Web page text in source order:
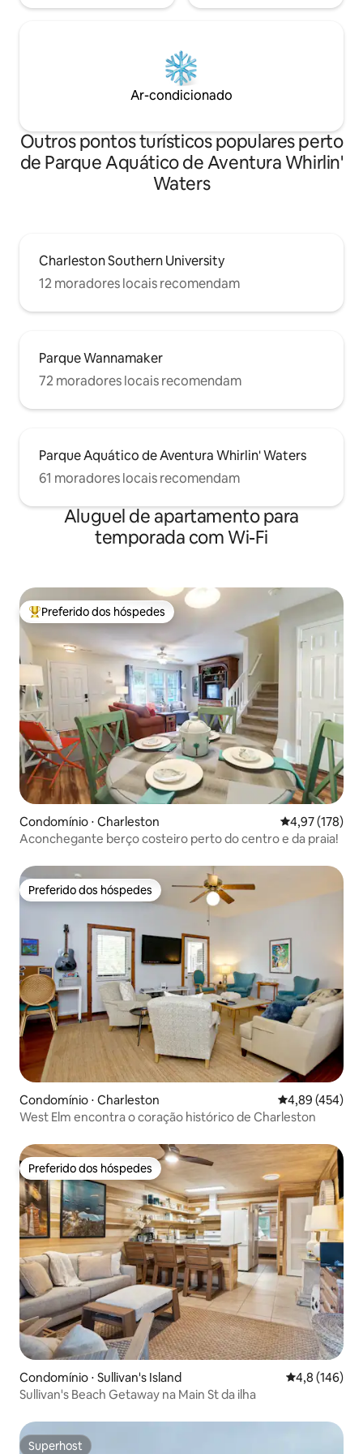
Ar-condicionado
Outros pontos turísticos populares perto
de Parque Aquático de Aventura Whirlin'
Waters
Charleston Southern University
12 moradores locais recomendam
Parque Wannamaker
72 moradores locais recomendam
Parque Aquático de Aventura Whirlin' Waters
61 moradores locais recomendam
Aluguel de apartamento para
temporada com Wi-Fi
Entre os melhores preferidos dos hóspedes
Preferido dos hóspedes
Condomínio ⋅ Charleston 4,97 de uma
4,97 (178)
Aconchegante berço costeiro perto do centro e da praia!
Preferido dos hóspedes
Preferido dos hóspedes
Condomínio ⋅ Charleston 4,89 de uma
4,89 (454)
West Elm encontra o coração histórico de Charleston
Preferido dos hóspedes
Preferido dos hóspedes
Condomínio ⋅ Sullivan's Island 4,8 de uma
4,8 (146)
Sullivan's Beach Getaway na Main St da ilha
Superhost